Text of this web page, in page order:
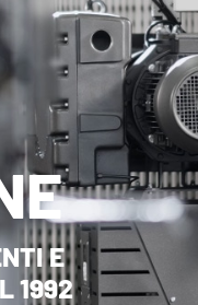
E
1992